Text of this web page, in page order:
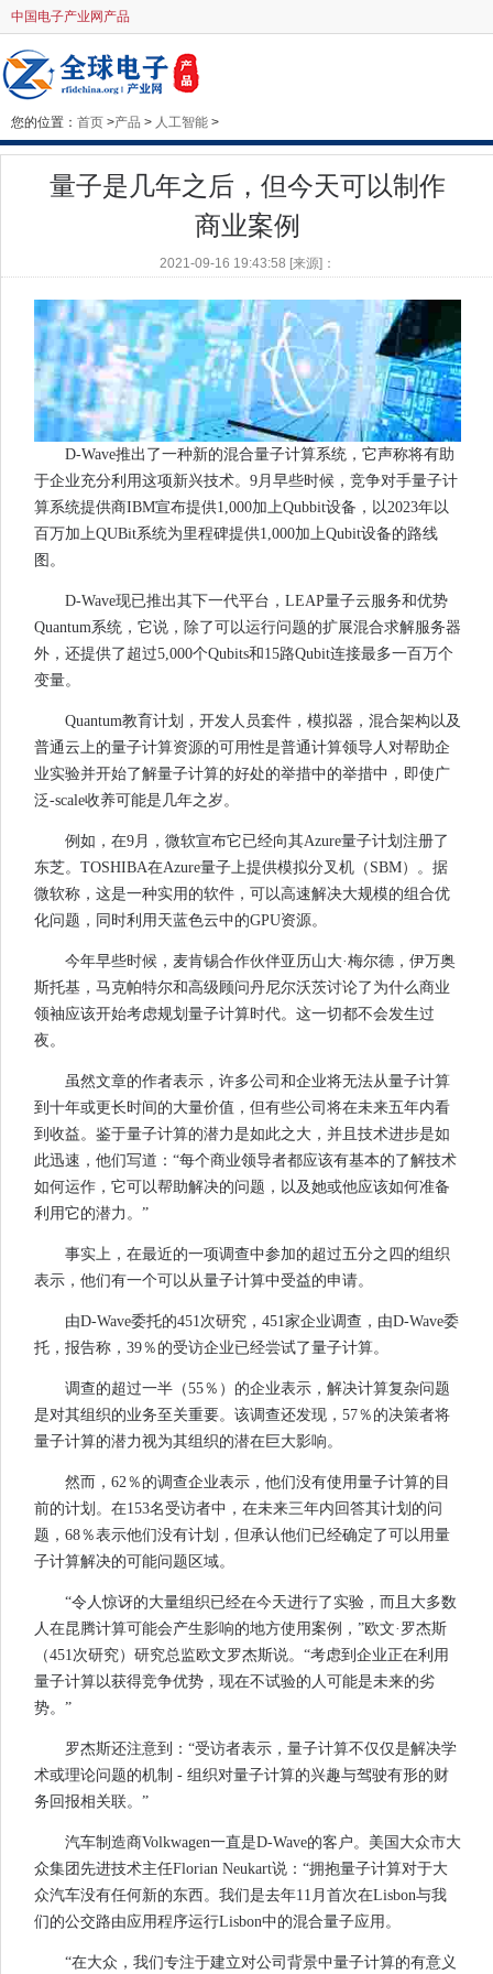
中国电子产业网产品
您的位置： 首页 >产品 > 人工智能 >
量子是几年之后，但今天可以制作
商业案例
2021-09-16 19:43:58 [来源]：
D-Wave推出了一种新的混合量子计算系统，它声称将有助
于企业充分利用这项新兴技术。9月早些时候，竞争对手量子计
算系统提供商IBM宣布提供1,000加上Qubbit设备，以2023年以
百万加上QUBit系统为里程碑提供1,000加上Qubit设备的路线
图。
D-Wave现已推出其下一代平台，LEAP量子云服务和优势
Quantum系统，它说，除了可以运行问题的扩展混合求解服务器
外，还提供了超过5,000个Qubits和15路Qubit连接最多一百万个
变量。
Quantum教育计划，开发人员套件，模拟器，混合架构以及
普通云上的量子计算资源的可用性是普通计算领导人对帮助企
业实验并开始了解量子计算的好处的举措中的举措中，即使广
泛-scale收养可能是几年之岁。
例如，在9月，微软宣布它已经向其Azure量子计划注册了
东芝。TOSHIBA在Azure量子上提供模拟分叉机（SBM）。据
微软称，这是一种实用的软件，可以高速解决大规模的组合优
化问题，同时利用天蓝色云中的GPU资源。
今年早些时候，麦肯锡合作伙伴亚历山大·梅尔德，伊万奥
斯托基，马克帕特尔和高级顾问丹尼尔沃茨讨论了为什么商业
领袖应该开始考虑规划量子计算时代。这一切都不会发生过
夜。
虽然文章的作者表示，许多公司和企业将无法从量子计算
到十年或更长时间的大量价值，但有些公司将在未来五年内看
到收益。鉴于量子计算的潜力是如此之大，并且技术进步是如
此迅速，他们写道：“每个商业领导者都应该有基本的了解技术
如何运作，它可以帮助解决的问题，以及她或他应该如何准备
利用它的潜力。”
事实上，在最近的一项调查中参加的超过五分之四的组织
表示，他们有一个可以从量子计算中受益的申请。
由D-Wave委托的451次研究，451家企业调查，由D-Wave委
托，报告称，39％的受访企业已经尝试了量子计算。
调查的超过一半（55％）的企业表示，解决计算复杂问题
是对其组织的业务至关重要。该调查还发现，57％的决策者将
量子计算的潜力视为其组织的潜在巨大影响。
然而，62％的调查企业表示，他们没有使用量子计算的目
前的计划。在153名受访者中，在未来三年内回答其计划的问
题，68％表示他们没有计划，但承认他们已经确定了可以用量
子计算解决的可能问题区域。
“令人惊讶的大量组织已经在今天进行了实验，而且大多数
人在昆腾计算可能会产生影响的地方使用案例，”欧文·罗杰斯
（451次研究）研究总监欧文罗杰斯说。“考虑到企业正在利用
量子计算以获得竞争优势，现在不试验的人可能是未来的劣
势。”
罗杰斯还注意到：“受访者表示，量子计算不仅仅是解决学
术或理论问题的机制 - 组织对量子计算的兴趣与驾驶有形的财
务回报相关联。”
汽车制造商Volkwagen一直是D-Wave的客户。美国大众市大
众集团先进技术主任Florian Neukart说：“拥抱量子计算对于大
众汽车没有任何新的东西。我们是去年11月首次在Lisbon与我
们的公交路由应用程序运行Lisbon中的混合量子应用。
“在大众，我们专注于建立对公司背景中量子计算的有意义